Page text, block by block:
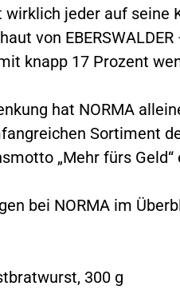
jeder auf seine
von
knapp 17 Prozent
hat NORMA
Sortiment
„Mehr fürs
bei NORMA im
300 g